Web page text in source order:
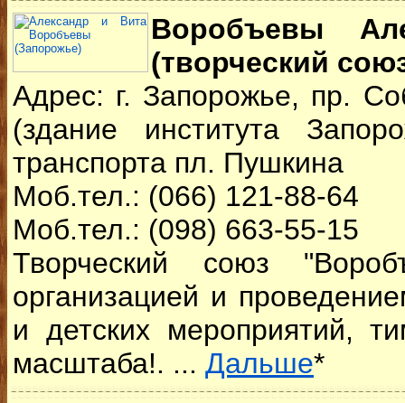
Воробъевы
(творческий
Адрес: г. Запорожье, пр.
(здание института
транспорта пл. Пушкина
Моб.тел.: (066) 121-88-64
Моб.тел.: (098) 663-55-15
Творческий союз
организацией и
и детских мероприятий,
масштаба!. ... Дальше*